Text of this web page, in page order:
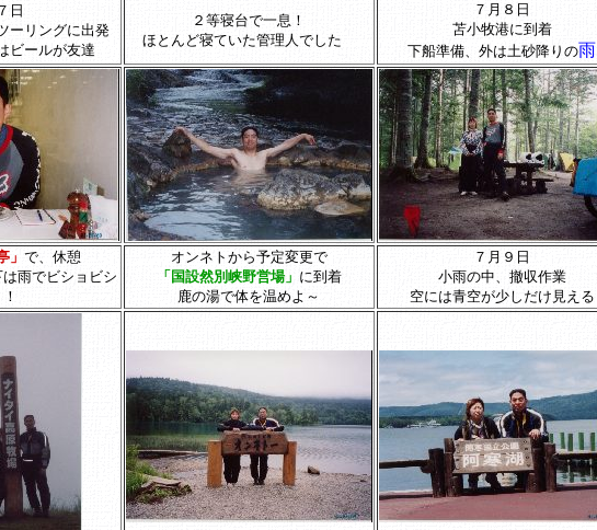
日
ーリングに出発
ビールが友達
２等寝台で一息！
ほとんど寝ていた管理人でした
７月８日
苫小牧港に到着
下船準備、外は土砂降りの雨
」 で、休憩
雨でビショビシ
オンネトから予定変更で
「国設然別峡野営場」 に到着
鹿の湯で体を温めよ～
７月９日
小雨の中、撤収作業
空には青空が少しだけ見える